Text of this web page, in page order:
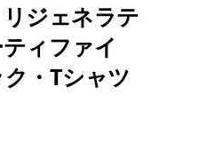
ジェネラテ
ィファイ
・Tシャツ